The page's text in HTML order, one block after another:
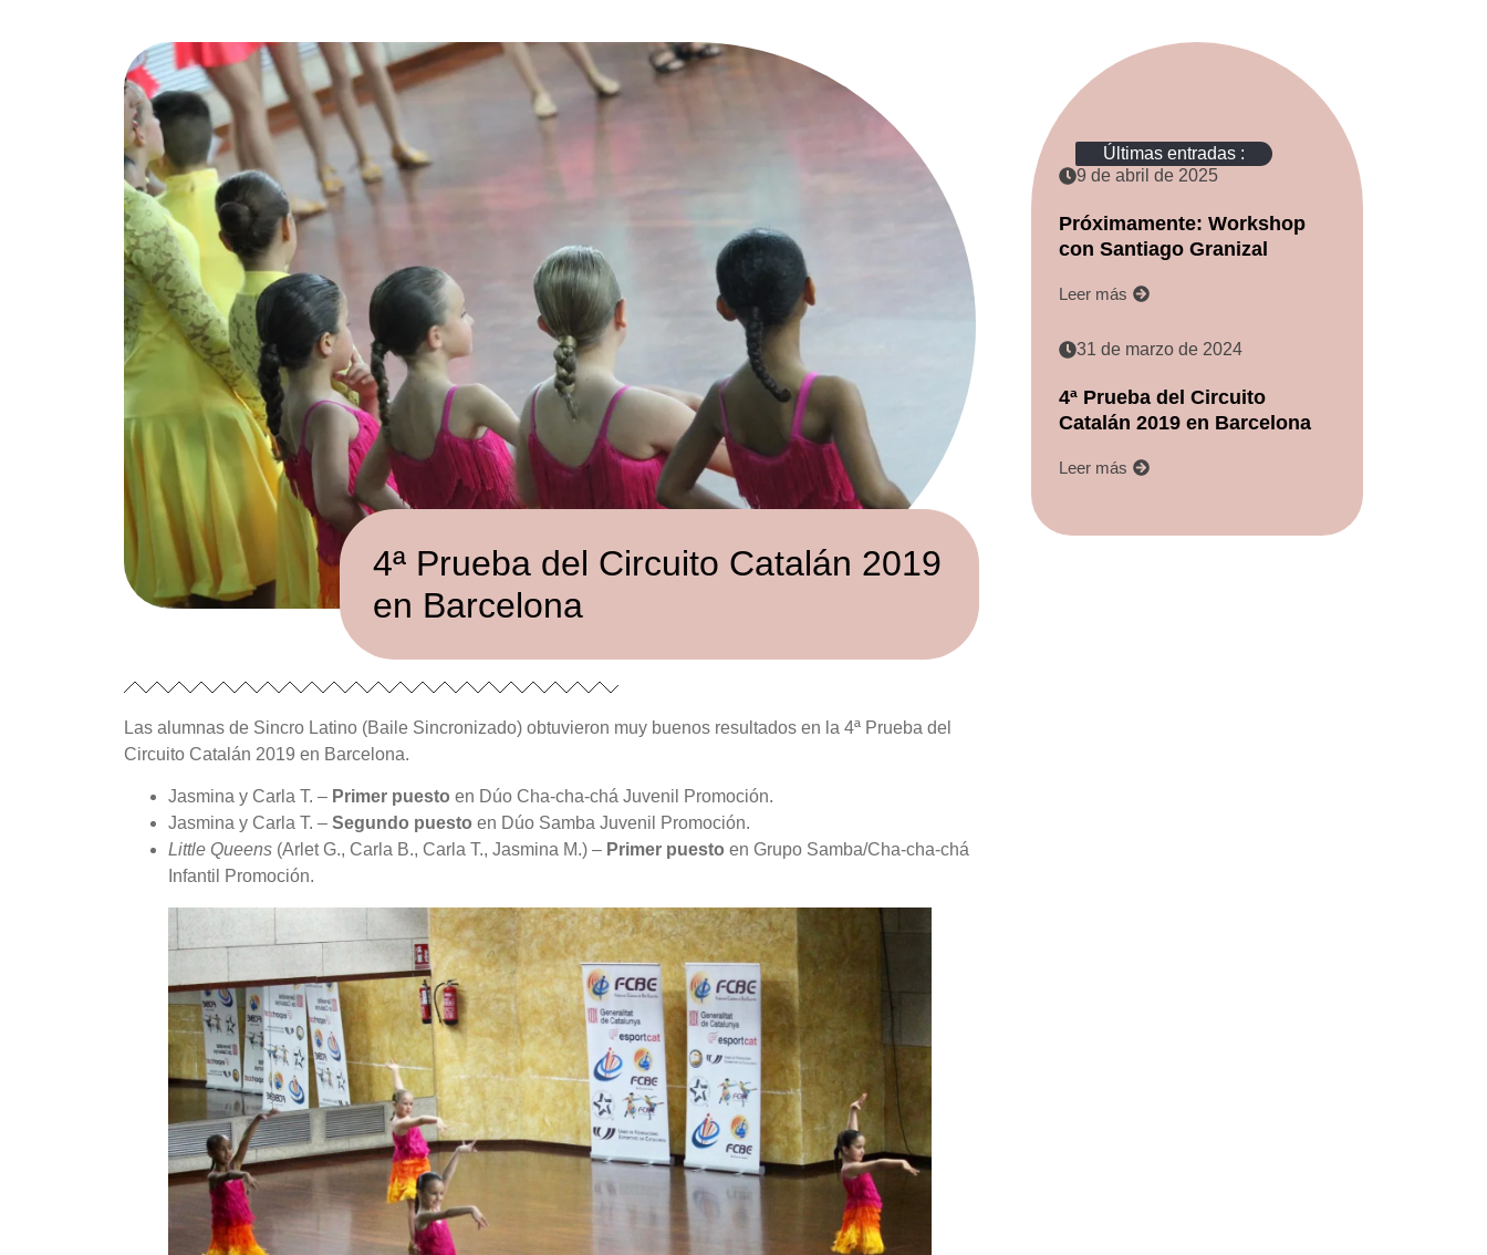
4ª Prueba del Circuito Catalán 2019
en Barcelona
Las alumnas de Sincro Latino (Baile Sincronizado) obtuvieron muy buenos resultados en la 4ª Prueba del
Circuito Catalán 2019 en Barcelona.
Jasmina y Carla T. – Primer puesto en Dúo Cha-cha-chá Juvenil Promoción.
Jasmina y Carla T. – Segundo puesto en Dúo Samba Juvenil Promoción.
Little Queens (Arlet G., Carla B., Carla T., Jasmina M.) – Primer puesto en Grupo Samba/Cha-cha-chá
Infantil Promoción.
Últimas entradas :
9 de abril de 2025
Próximamente: Workshop
con Santiago Granizal
Leer más
31 de marzo de 2024
4ª Prueba del Circuito
Catalán 2019 en Barcelona
Leer más